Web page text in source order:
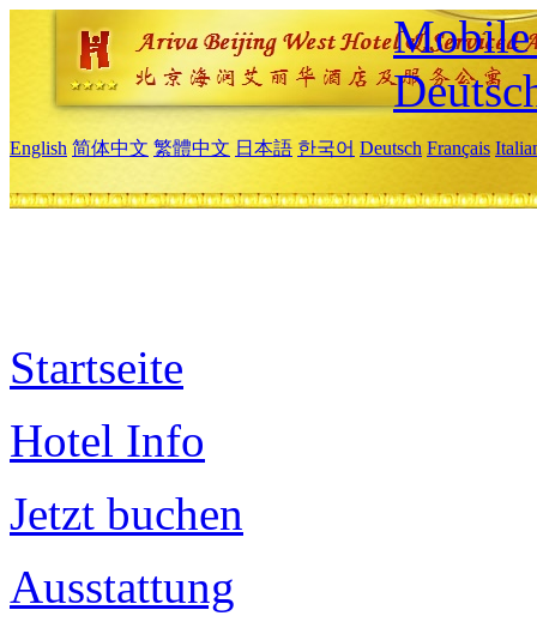
Mobile
English 简体中文 繁體中文 日本語 한국어 Deutsch Français
Startseite
Hotel Info
Jetzt buchen
Ausstattung